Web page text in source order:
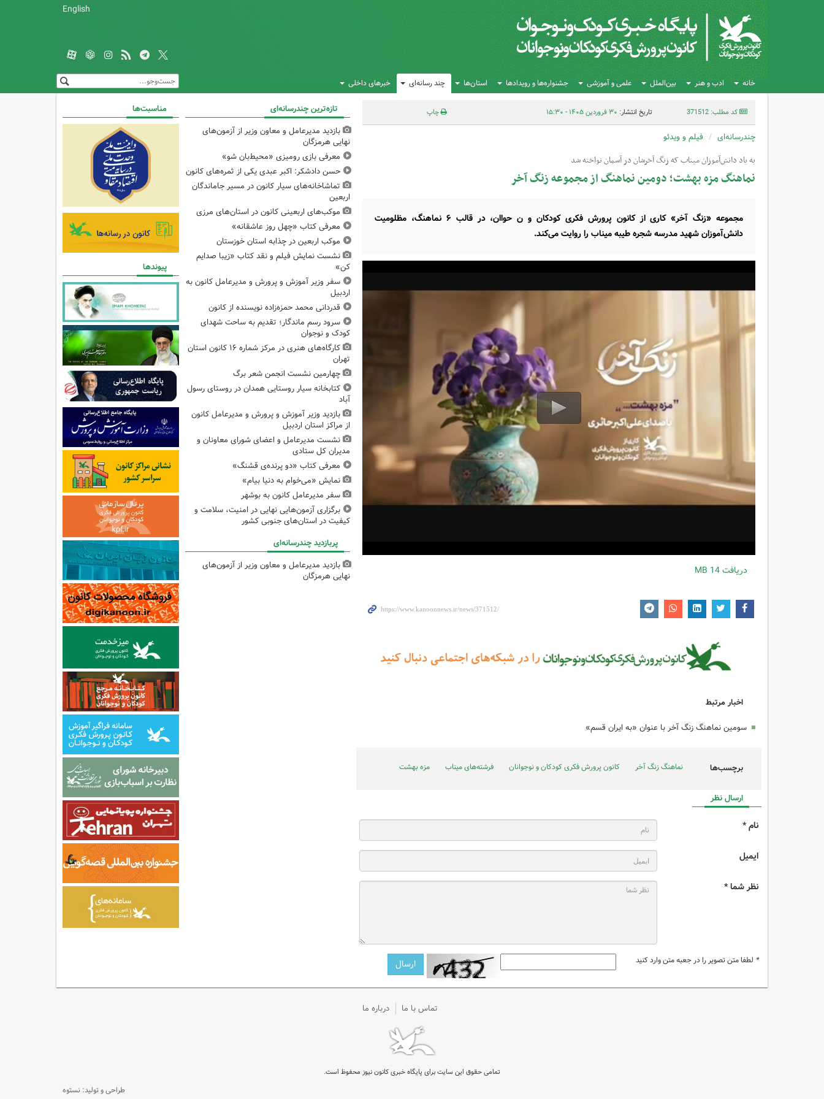
English
خانه ادب و هنر بین‌الملل علمی و آموزشی جشنواره‌ها و رویدادها استان‌ها چند رسانه‌ای خبرهای داخلی
کد مطلب: 371512 تاریخ انتشار: ۳۰ فروردین ۱۴۰۵ - ۱۵:۳۰ چاپ
چندرسانه‌ای فیلم و ویدئو
به یاد دانش‌آموزان میناب که زنگ آخرشان در آسمان نواخته شد
نماهنگ مزه بهشت؛ دومین نماهنگ از مجموعه زنگ آخر
مجموعه «زنگ آخر» کاری از کانون پرورش فکری کودکان و ن حواان، در قالب ۶ نماهنگ، مظلومیت
دانش‌آموزان شهید مدرسه شجره طیبه میناب را روایت می‌کند.
دریافت14 MB
اخبار مرتبط
سومین نماهنگ زنگ آخر با عنوان «به ایران قسم»
برچسب‌ها نماهنگ زنگ آخر کانون پرورش فکری کودکان و نوجوانان فرشته‌های میناب مزه بهشت
ارسال نظر
نام *
ایمیل
نظر شما *
* لطفا متن تصویر را در جعبه متن وارد کنید
تازه‌ترین چندرسانه‌ای
بازدید مدیرعامل و معاون وزیر از آزمون‌های
نهایی هرمزگان
معرفی بازی رومیزی «محیط‌بان شو»
حسن دادشکر: اکبر عبدی یکی از ثمره‌های کانون
تماشاخانه‌های سیار کانون در مسیر جاماندگان
اربعین
موکب‌های اربعینی کانون در استان‌های مرزی
معرفی کتاب «چهل روز عاشقانه»
موکب اربعین در چذابه استان خوزستان
نشست نمایش فیلم و نقد کتاب «زیبا صدایم
کن»
سفر وزیر آموزش و پرورش و مدیرعامل کانون به
اردبیل
قدردانی محمد حمزه‌زاده نویسنده از کانون
سرود رسم ماندگار؛ تقدیم به ساحت شهدای
کودک و نوجوان
کارگاه‌های هنری در مرکز شماره ۱۶ کانون استان
تهران
چهارمین نشست انجمن شعر برگ
کتابخانه سیار روستایی همدان در روستای رسول
آباد
بازدید وزیر آموزش و پرورش و مدیرعامل کانون
از مراکز استان اردبیل
نشست مدیرعامل و اعضای شورای معاونان و
مدیران کل ستادی
معرفی کتاب «دو پرنده‌ی قشنگ»
نمایش «می‌خوام به دنیا بیام»
سفر مدیرعامل کانون به بوشهر
برگزاری آزمون‌هایی نهایی در امنیت، سلامت و
کیفیت در استان‌های جنوبی کشور
پربازدید چندرسانه‌ای
بازدید مدیرعامل و معاون وزیر از آزمون‌های
نهایی هرمزگان
مناسبت‌ها
پیوندها
تماس با ما درباره ما
تمامی حقوق این سایت برای پایگاه خبری کانون نیوز محفوظ است.
طراحی و تولید: نستوه